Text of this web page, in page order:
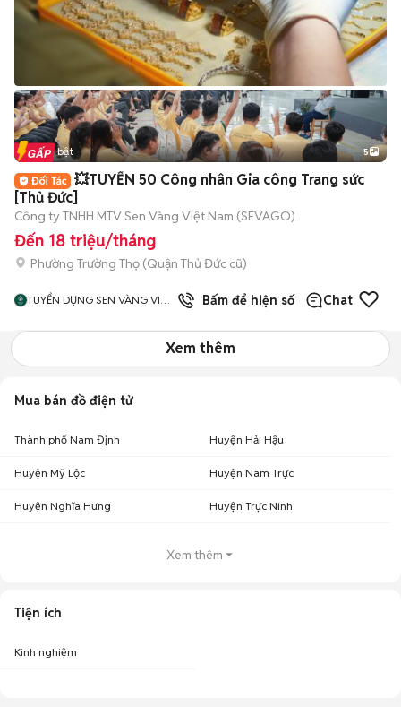
Tin nổi bật 5
💥TUYỂN 50 Công nhân Gia công Trang sức
[Thủ Đức]
Công ty TNHH MTV Sen Vàng Việt Nam (SEVAGO)
Đến 18 triệu/tháng
Phường Trường Thọ (Quận Thủ Đức cũ)
TUYỂN DỤNG SEN VÀNG VIỆT
Bấm để hiện số Chat
Xem thêm
Mua bán đồ điện tử
Thành phố Nam Định Huyện Hải Hậu
Huyện Mỹ Lộc Huyện Nam Trực
Huyện Nghĩa Hưng Huyện Trực Ninh
Xem thêm
Tiện ích
Kinh nghiệm